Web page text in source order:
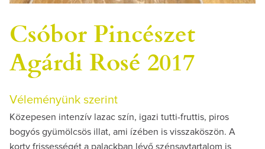
Csóbor Pincészet
Agárdi Rosé 2017
Véleményünk szerint
Közepesen intenzív lazac szín, igazi tutti-fruttis, piros
bogyós gyümölcsös illat, ami ízében is visszaköszön. A
korty frissességét a palackban lévő szénsavtartalom is